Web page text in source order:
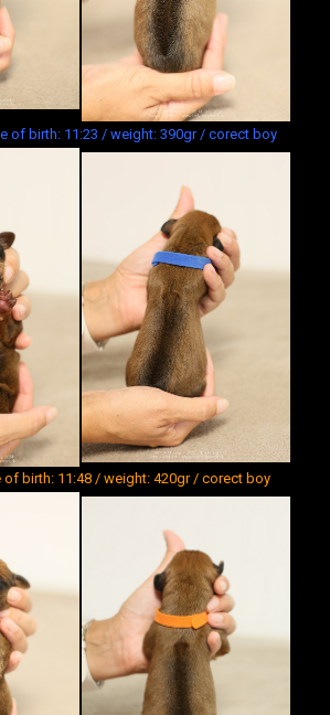
of birth: 11:23 / weight: 390gr / corect boy
of birth: 11:48 / weight: 420gr / corect boy